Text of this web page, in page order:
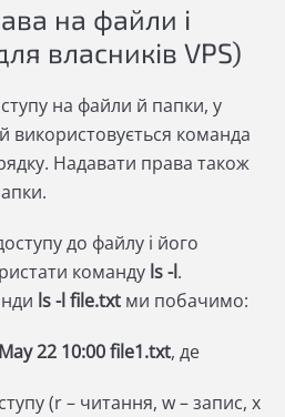
на файли і
власників VPS)
на файли й папки, у
використовується команда
Надавати права також
до файлу і його
команду ls -l.
ls -l file.txt ми побачимо:
22 10:00 file1.txt, де
(r – читання, w – запис, x